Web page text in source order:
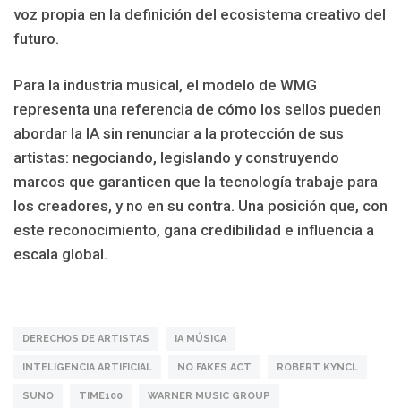
voz propia en la definición del ecosistema creativo del
futuro.
Para la industria musical, el modelo de WMG
representa una referencia de cómo los sellos pueden
abordar la IA sin renunciar a la protección de sus
artistas: negociando, legislando y construyendo
marcos que garanticen que la tecnología trabaje para
los creadores, y no en su contra. Una posición que, con
este reconocimiento, gana credibilidad e influencia a
escala global.
DERECHOS DE ARTISTAS IA MÚSICA
INTELIGENCIA ARTIFICIAL NO FAKES ACT ROBERT KYNCL
SUNO TIME100 WARNER MUSIC GROUP